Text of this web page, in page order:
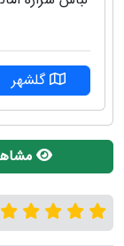
گلشهر